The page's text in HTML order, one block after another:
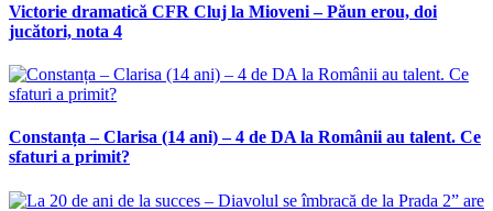
Victorie dramatică CFR Cluj la Mioveni – Păun erou, doi
jucători, nota 4
Constanța – Clarisa (14 ani) – 4 de DA la Românii au talent. Ce
sfaturi a primit?